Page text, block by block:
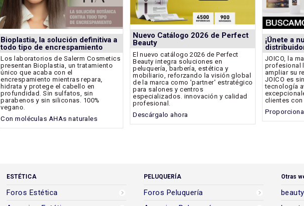
Bioplastia, la solución definitiva a
todo tipo de encrespamiento
Los laboratorios de Salerm Cosmetics
presentan Bioplastia, un tratamiento
único que acaba con el
encrespamiento mientras repara,
hidrata y protege el cabello en
profundidad. Sin sulfatos, sin
parabenos y sin siliconas. 100%
vegano.
Con moléculas AHAs naturales
Nuevo Catálogo 2026 de Perfect
Beauty
El nuevo catálogo 2026 de Perfect
Beauty integra soluciones en
peluquería, barbería, estética y
mobiliario, reforzando la visión global
de la marca como 'partner' estratégico
para salones y centros
especializados. innovación y calidad
profesional.
Descárgalo ahora
¡Únete a
JOICO, la
profesional
ampliar su
JOICO es
tecnología
clientes con
ESTÉTICA
Foros Estética
PELUQUERÍA
Foros Peluquería
Otras